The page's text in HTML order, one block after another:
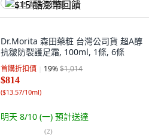
$15 酷澎幣回饋
Dr.Morita 森田藥粧 台灣公司貨 超A醇
抗皺防裂護足霜, 100ml, 1條, 6條
首購折扣價 19%$1,014
$814
($13.57/10ml)
明天 8/10 (一) 預計送達
(2)